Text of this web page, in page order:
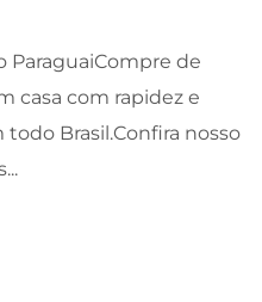
ParaguaiCompre de
casa com rapidez e
Brasil.Confira nosso